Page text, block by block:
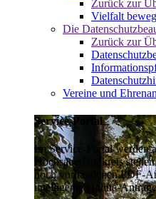
Zurück zur
Vielfalt
Die
Zurück zur
Vereine und
Service-Portal
Im Service-Portal werden
Hochsauerlandkreis
noch vorhandenen PDF-
intelligente Online-